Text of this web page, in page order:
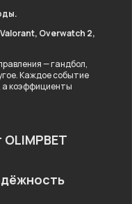
Overwatch 2,
— гандбол,
Каждое событие
а коэффициенты